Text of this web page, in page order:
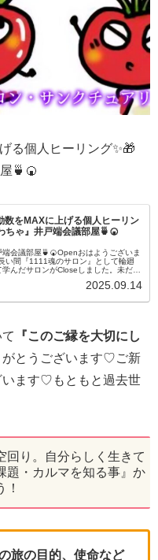
る個人ヒーリング✨🎁
🍵🍘
数をMAXに上げる個人ヒーリン
ちゃ』井戸端会議部屋🍵🍘
端会議部屋🍵🍘Openおはようございま
い間『1111魂のサロン』として輪廻
んだサロンがCloseしました。未だ
2025.09.14
『このご縁を大切にし
がとうございます♡ご新
います♡もともと過去世
回り。自分らしく生きて
題・カルマを知る事』か
！
旅の目的、使命など